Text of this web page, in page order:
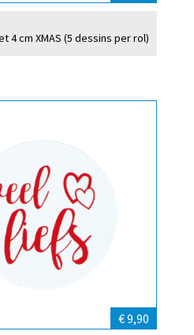
4 cm XMAS (5 dessins per rol)
€ 9,90